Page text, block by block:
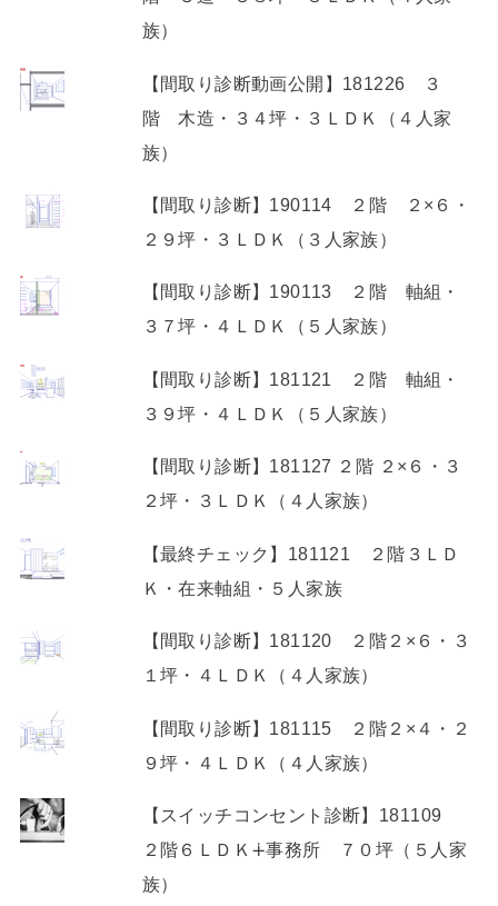
【間取り診断動画公開】181226 ３
族）
【間取り診断】190114 ２階 ２×６・
【間取り診断】190113 ２階 軸組・
【間取り診断】181121 ２階 軸組・
【間取り診断】181127 ２階 ２×６・３
【最終チェック】181121 ２階３ＬＤ
【間取り診断】181120 ２階２×６・３
【間取り診断】181115 ２階２×４・２
【スイッチコンセント診断】181109
族）